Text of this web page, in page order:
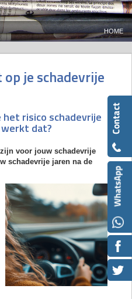
HOME
je schadevrije
risico schadevrije
dat?
voor jouw schadevrije
schadevrije jaren na de